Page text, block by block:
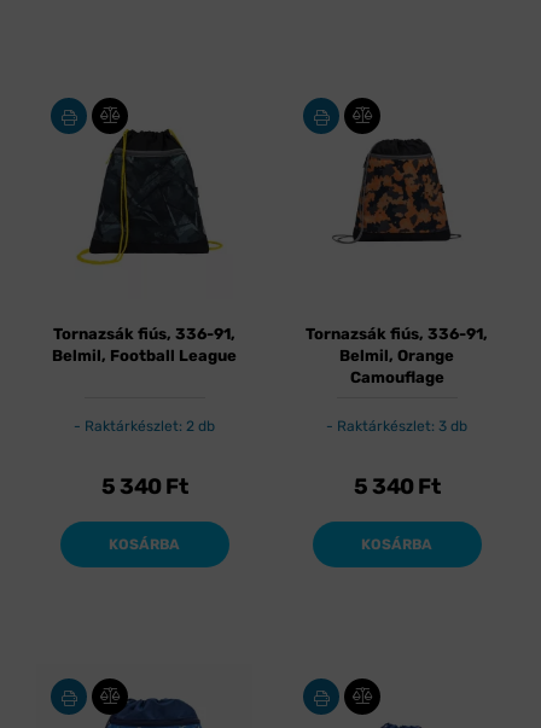
Tornazsák fiús, 336-91,
Belmil, Football League
Raktárkészlet: 2 db
5 340 Ft
KOSÁRBA
Tornazsák fiús, 336-91,
Belmil, Orange
Camouflage
Raktárkészlet: 3 db
5 340 Ft
KOSÁRBA